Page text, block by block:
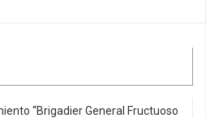
“Brigadier General Fructuoso